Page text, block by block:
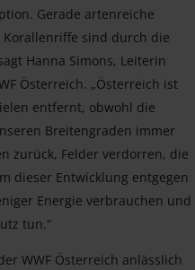
Gerade artenreiche
Korallenriffe sind durch die
Hanna Simons, Leiterin
Österreich. „Österreich ist
entfernt, obwohl die
Breitengraden immer
zurück, Felder verdorren, die
dieser Entwicklung entgegen
Energie verbrauchen und
tun.“
WWF Österreich anlässlich